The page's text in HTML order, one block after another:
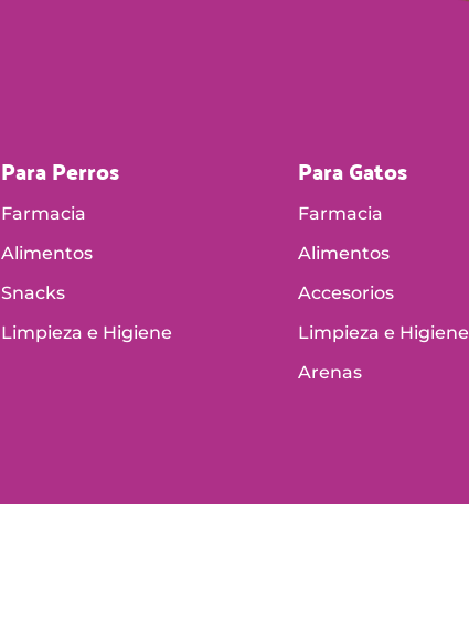
Para Perros
Farmacia
Alimentos
Snacks
Limpieza e Higiene
Para Gatos
Farmacia
Alimentos
Accesorios
Limpieza e Higiene
Arenas